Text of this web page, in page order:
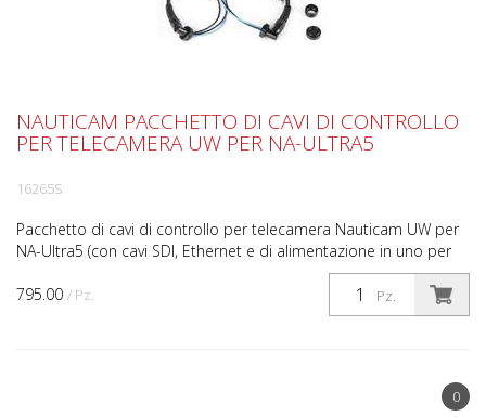
795.00 / Pz. Pz.
NAUTICAM PACCHETTO DI CAVI DI CONTROLLO
PER TELECAMERA UW PER NA-ULTRA5
16265S
Pacchetto di cavi di controllo per telecamera Nauticam UW per
NA-Ultra5 (con cavi SDI, Ethernet e di alimentazione in uno per
0